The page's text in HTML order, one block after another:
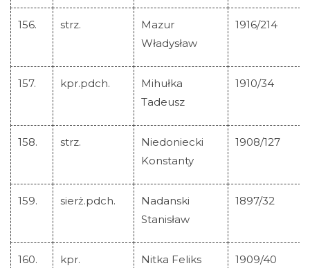
156. strz.
Mazur
Władysław
1916/214
157. kpr.pdch.
Mihułka
Tadeusz
1910/34
158. strz.
Niedoniecki
Konstanty
1908/127
159. sierż.pdch.
Nadanski
Stanisław
1897/32
160. kpr. Nitka Feliks 1909/40